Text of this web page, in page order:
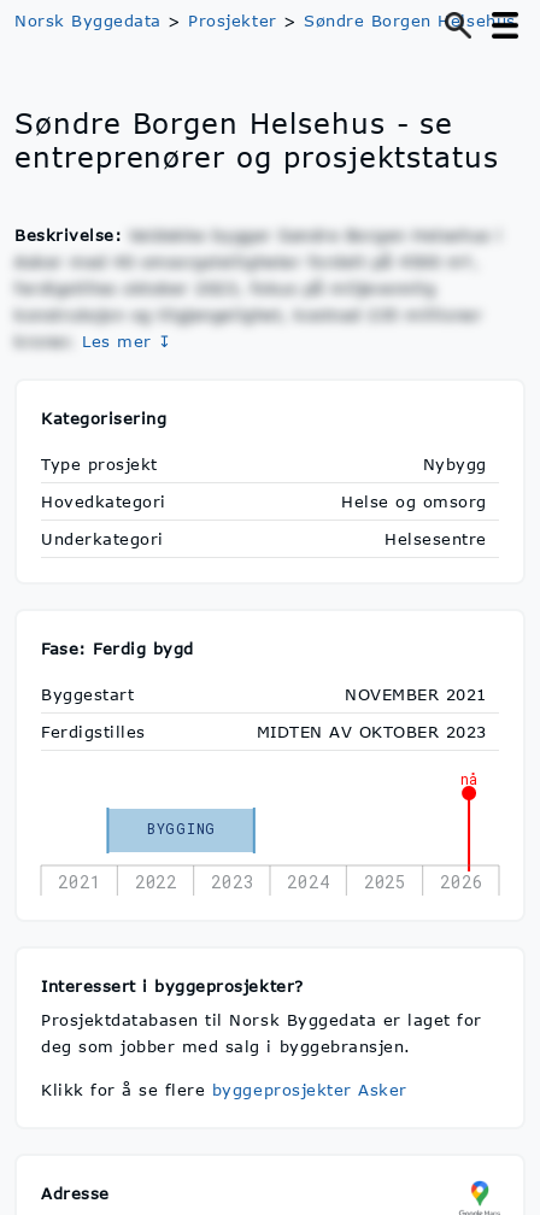
Norsk Byggedata > Prosjekter >Søndre Borgen Helsehus
Søndre Borgen Helsehus - se
entreprenører og prosjektstatus
Beskrivelse:
Veidekke bygger Søndre Borgen Helsehus i
Asker med 40 omsorgsleiligheter fordelt på 4500 m²,
ferdigstilles oktober 2023, fokus på miljøvennlig
konstruksjon og tilgjengelighet, kostnad 235 millioner
kroner.
Les mer ↧
Kategorisering
Type prosjekt
Nybygg
Hovedkategori
Helse og omsorg
Underkategori
Helsesentre
Fase: Ferdig bygd
Byggestart
NOVEMBER 2021
Ferdigstilles
MIDTEN AV OKTOBER 2023
BYGGING
nå
2021 2022 2023 2024 2025 2026
Interessert i byggeprosjekter?
Prosjektdatabasen til Norsk Byggedata er laget for
deg som jobber med salg i byggebransjen.
Klikk for å se flere byggeprosjekter Asker
Adresse